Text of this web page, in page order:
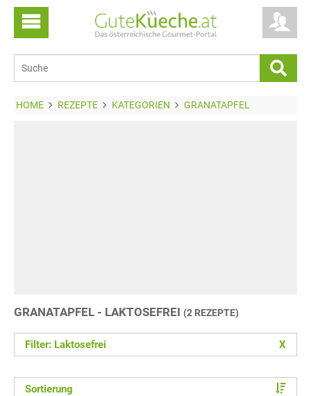
HOME REZEPTE KATEGORIEN GRANATAPFEL
GRANATAPFEL - LAKTOSEFREI (2 REZEPTE)
Filter: Laktosefrei X
Sortierung